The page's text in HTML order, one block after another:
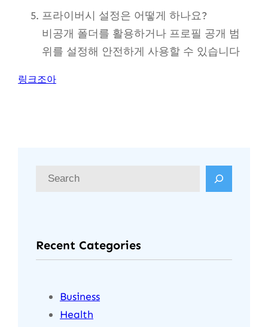
프라이버시 설정은 어떻게 하나요?
비공개 폴더를 활용하거나 프로필 공개 범
위를 설정해 안전하게 사용할 수 있습니다
링크조아
c
h
Recent Categories
Business
Health